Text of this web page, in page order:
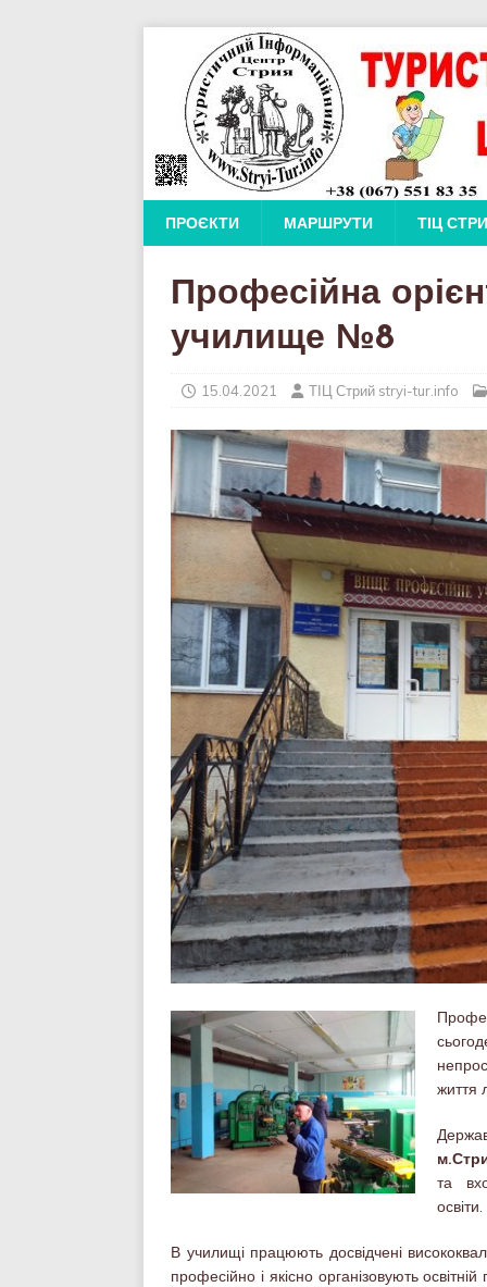
ПРОЄКТИ МАРШРУТИ ТІЦ
Професійна
училище №8
15.04.2021 ТІЦ Стрий stryi-tur.info
життя
та
освіти.
В училищі працюють досвідчені
професійно і якісно організовують